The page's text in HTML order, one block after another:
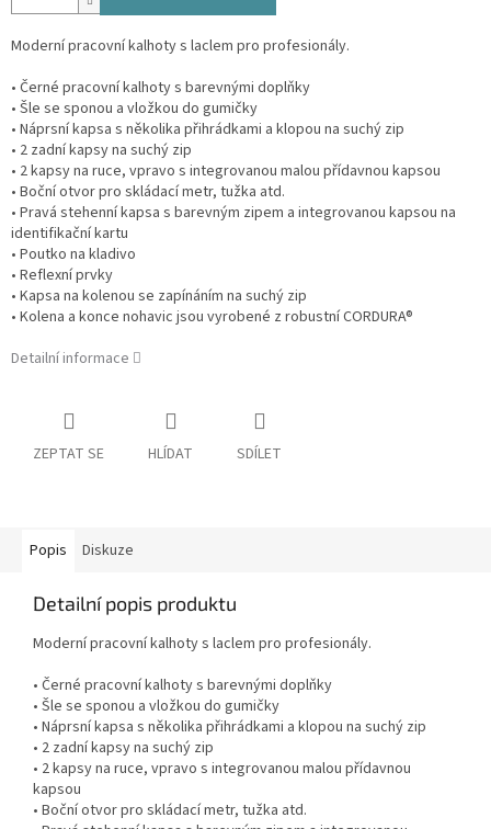
Moderní pracovní kalhoty s laclem pro profesionály.
• Černé pracovní kalhoty s barevnými doplňky
• Šle se sponou a vložkou do gumičky
• Náprsní kapsa s několika přihrádkami a klopou na suchý zip
• 2 zadní kapsy na suchý zip
• 2 kapsy na ruce, vpravo s integrovanou malou přídavnou kapsou
• Boční otvor pro skládací metr, tužka atd.
• Pravá stehenní kapsa s barevným zipem a integrovanou kapsou na
identifikační kartu
• Poutko na kladivo
• Reflexní prvky
• Kapsa na kolenou se zapínáním na suchý zip
• Kolena a konce nohavic jsou vyrobené z robustní CORDURA®
Detailní informace
ZEPTAT SE HLÍDAT SDÍLET
Popis Diskuze
Detailní popis produktu
Moderní pracovní kalhoty s laclem pro profesionály.
• Černé pracovní kalhoty s barevnými doplňky
• Šle se sponou a vložkou do gumičky
• Náprsní kapsa s několika přihrádkami a klopou na suchý zip
• 2 zadní kapsy na suchý zip
• 2 kapsy na ruce, vpravo s integrovanou malou přídavnou
kapsou
• Boční otvor pro skládací metr, tužka atd.